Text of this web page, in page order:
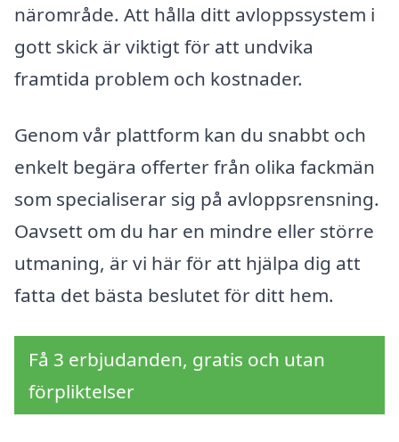
närområde. Att hålla ditt avloppssystem i
gott skick är viktigt för att undvika
framtida problem och kostnader.
Genom vår plattform kan du snabbt och
enkelt begära offerter från olika fackmän
som specialiserar sig på avloppsrensning.
Oavsett om du har en mindre eller större
utmaning, är vi här för att hjälpa dig att
fatta det bästa beslutet för ditt hem.
Få 3 erbjudanden, gratis och utan
förpliktelser